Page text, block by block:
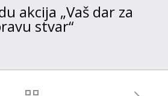
akcija „Vaš dar za
stvar“